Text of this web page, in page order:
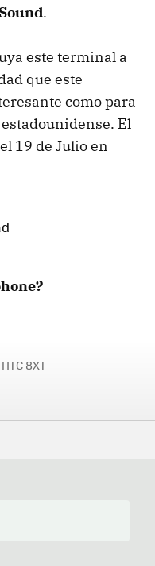
.
este terminal a
que este
como para
El
19 de Julio en
HTC 8XT